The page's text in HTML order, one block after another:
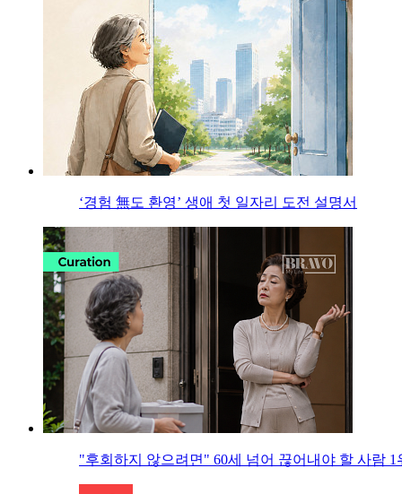
‘경험 無도 환영’ 생애 첫 일자리 도전 설명서
"후회하지 않으려면" 60세 넘어 끊어내야 할 사람 1